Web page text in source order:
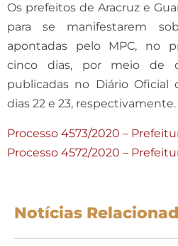
Os prefeitos de Aracruz e
para se manifestarem
apontadas pelo MPC, no
cinco dias, por meio de
publicadas no Diário Oficial
dias 22 e 23, respectivamente.
Processo 4573/2020 –
Processo 4572/2020 –
Notícias